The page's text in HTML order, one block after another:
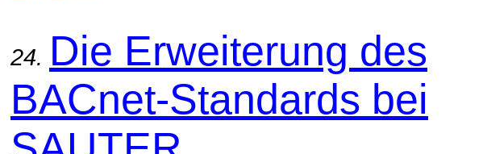
24. Die Erweiterung des
BACnet-Standards bei